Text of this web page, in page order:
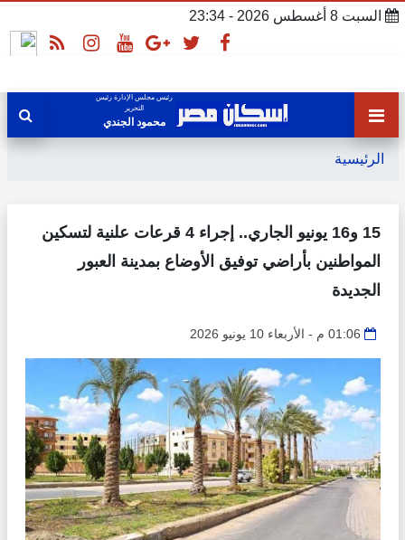
السبت 8 أغسطس 2026 - 23:34
رئيس مجلس الإدارة رئيس
التحرير
محمود الجندي
الرئيسية
15 و16 يونيو الجاري.. إجراء 4 قرعات علنية لتسكين
المواطنين بأراضي توفيق الأوضاع بمدينة العبور
الجديدة
01:06 م - الأربعاء 10 يونيو 2026